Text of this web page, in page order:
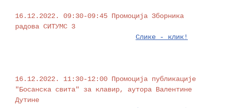
16.12.2022. 09:30-09:45 Промоција Зборника
радова СИТУМС 3
Слике - клик!
16.12.2022. 11:30-12:00 Промоција публикације
"Босанска свита" за клавир, аутора Валентине
Дутине